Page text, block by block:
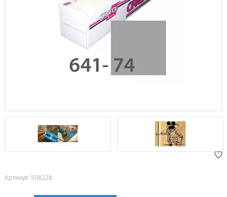
Артикул: 508228